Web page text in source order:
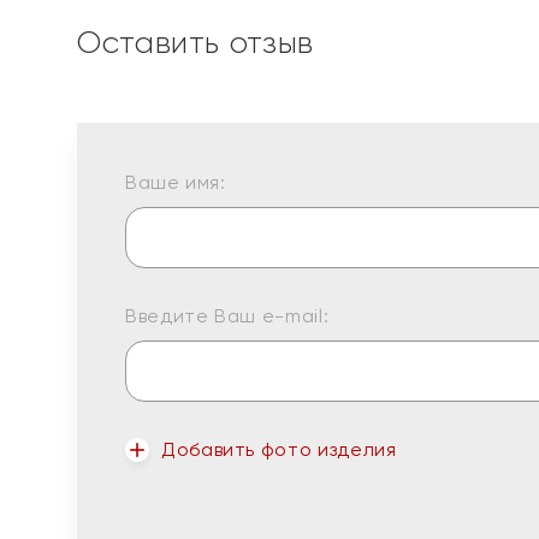
Оставить отзыв
Ваше имя:
Введите Ваш e-mail:
Добавить фото изделия